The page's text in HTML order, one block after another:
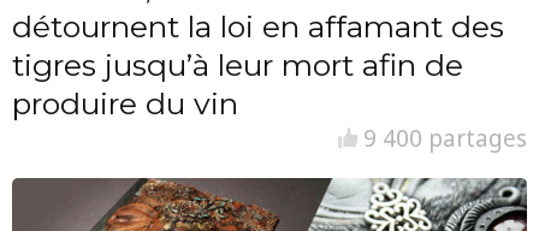
détournent la loi en affamant des
tigres jusqu’à leur mort afin de
produire du vin
9 400 partages